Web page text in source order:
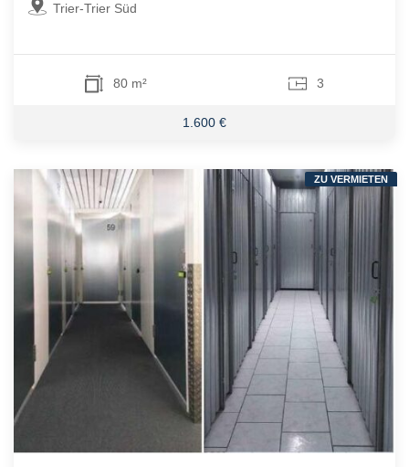
Trier-Trier Süd
80 m² 3
1.600 €
ZU VERMIETEN